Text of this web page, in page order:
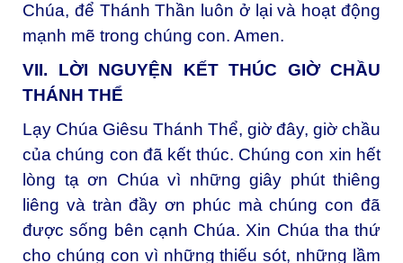
Chúa, để Thánh Thần luôn ở lại và hoạt động
mạnh mẽ trong chúng con. Amen.
VII. LỜI NGUYỆN KẾT THÚC GIỜ CHẦU
THÁNH THỂ
Lạy Chúa Giêsu Thánh Thể, giờ đây, giờ chầu
của chúng con đã kết thúc. Chúng con xin hết
lòng tạ ơn Chúa vì những giây phút thiêng
liêng và tràn đầy ơn phúc mà chúng con đã
được sống bên cạnh Chúa. Xin Chúa tha thứ
cho chúng con vì những thiếu sót, những lầm